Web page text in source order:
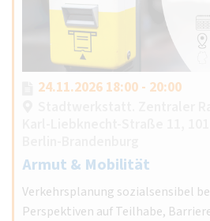
24.11.2026 18:00 - 20:00
Armut & Mobilität
Verkehrsplanung sozialsensibel
Perspektiven auf Teilhabe,